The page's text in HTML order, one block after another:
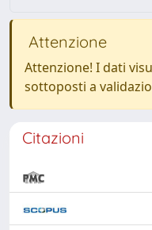
Attenzione
Attenzione! I dati
sottoposti a
Citazioni